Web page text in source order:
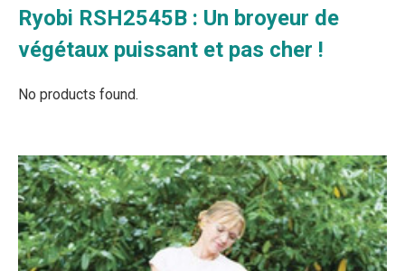
Ryobi RSH2545B : Un broyeur de
végétaux puissant et pas cher !
No products found.